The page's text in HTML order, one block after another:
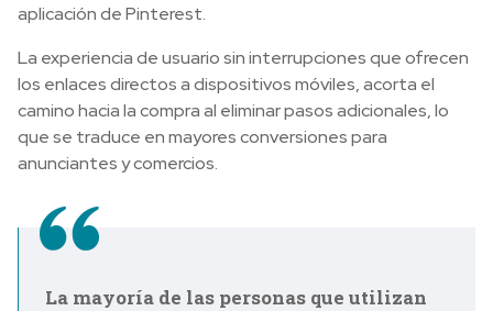
aplicación de Pinterest.
La experiencia de usuario sin interrupciones que ofrecen
los enlaces directos a dispositivos móviles, acorta el
camino hacia la compra al eliminar pasos adicionales, lo
que se traduce en mayores conversiones para
anunciantes y comercios.
La mayoría de las personas que utilizan